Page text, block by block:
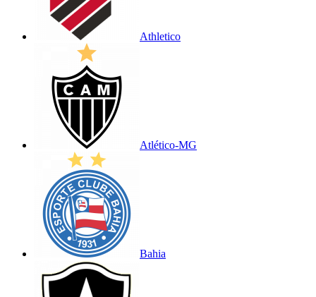
Athletico
Atlético-MG
Bahia